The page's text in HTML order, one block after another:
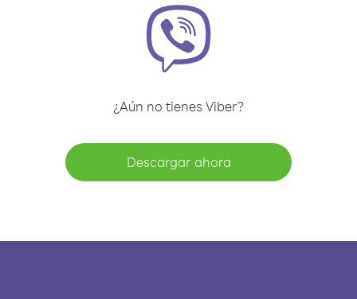
¿Aún no tienes Viber?
Descargar ahora